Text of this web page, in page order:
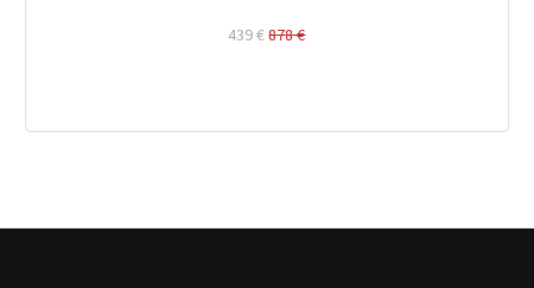
estrés
439 €878 €